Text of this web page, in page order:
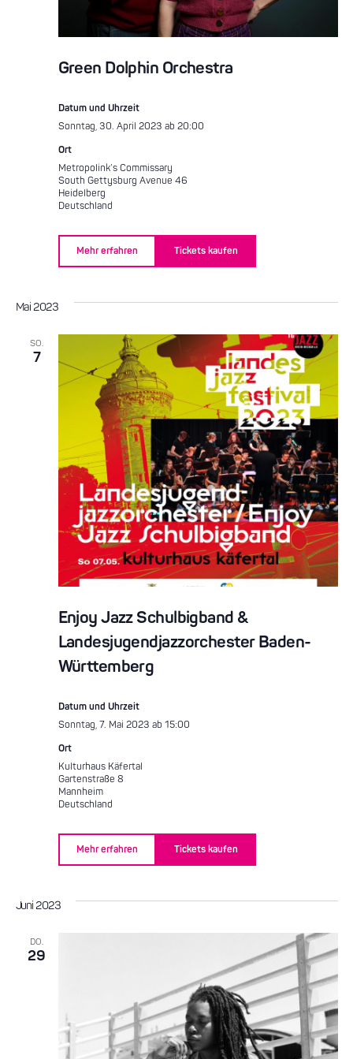
Green Dolphin Orchestra
Datum und Uhrzeit
Sonntag, 30. April 2023 ab 20:00
Ort
Metropolink’s Commissary
South Gettysburg Avenue 46
Heidelberg
Deutschland
Mehr erfahren Tickets kaufen
Mai 2023
SO.
7
Enjoy Jazz Schulbigband &
Landesjugendjazzorchester Baden-
Württemberg
Datum und Uhrzeit
Sonntag, 7. Mai 2023 ab 15:00
Ort
Kulturhaus Käfertal
Gartenstraße 8
Mannheim
Deutschland
Mehr erfahren Tickets kaufen
Juni 2023
DO.
29